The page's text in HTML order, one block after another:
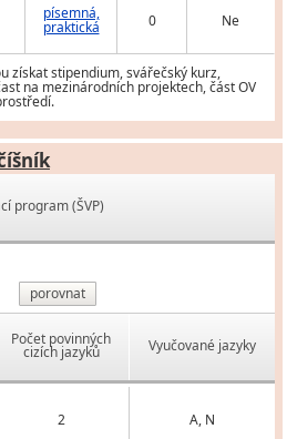
písemná,
praktická 0 Ne
získat stipendium, svářečský kurz,
na mezinárodních projektech, část OV
program (ŠVP)
porovnat
Počet povinných
cizích jazyků Vyučované jazyky
2 A, N